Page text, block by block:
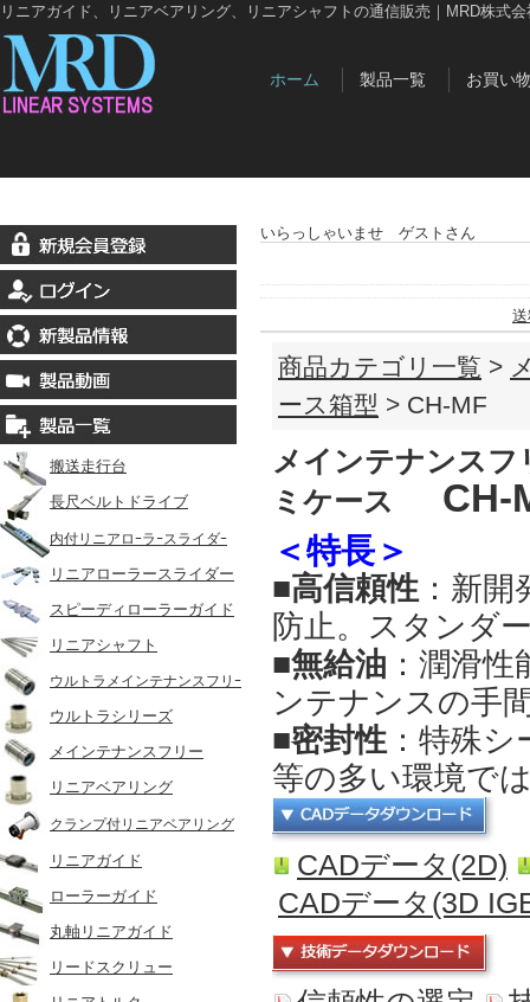
リニアガイド、リニアベアリング、リニアシャフトの通信販売｜MRD株式会
ホーム 製品一覧 お買い
搬送走行台
長尺ベルトドライブ
内付リニアロｰラｰスライダｰ
リニアローラースライダー
スピーディローラーガイド
リニアシャフト
ウルトラメインテナンスフリｰ
ウルトラシリーズ
メインテナンスフリー
リニアベアリング
クランプ付リニアベアリング
リニアガイド
ローラーガイド
丸軸リニアガイド
リードスクリュー
いらっしゃいませ ゲストさん
商品カテゴリ一覧 >
ース箱型 > CH-MF
メインテナンス
ミケース
CH-
＜特長＞
■高信頼性 ：新
防止。スタンダ
■無給油 ：潤滑
ンテナンスの手
■密封性 ：特殊
等の多い環境で
CADデータ(2D)
CADデータ(3D